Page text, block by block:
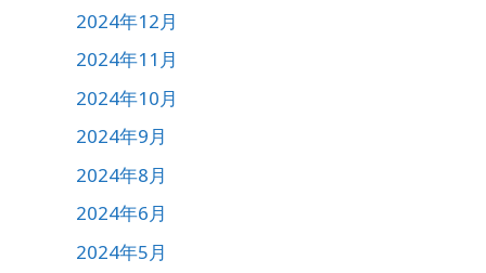
2024年12月
2024年11月
2024年10月
2024年9月
2024年8月
2024年6月
2024年5月